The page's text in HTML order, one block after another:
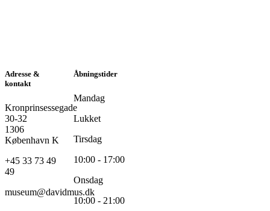
Adresse &
kontakt
Kronprinsessegade
30-32
1306
København K
+45 33 73 49
49
museum@davidmus.dk
Åbningstider
Mandag
Lukket
Tirsdag
10:00 - 17:00
Onsdag
10:00 - 21:00